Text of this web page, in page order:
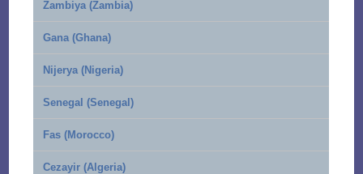
Zambiya (Zambia)
Gana (Ghana)
Nijerya (Nigeria)
Senegal (Senegal)
Fas (Morocco)
Cezayir (Algeria)